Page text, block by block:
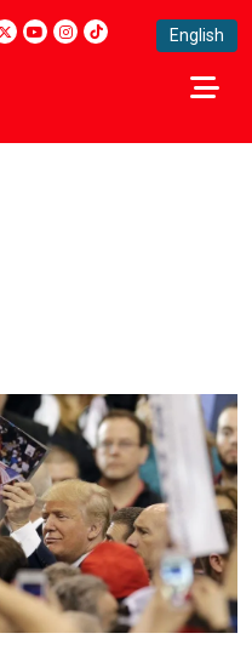
English